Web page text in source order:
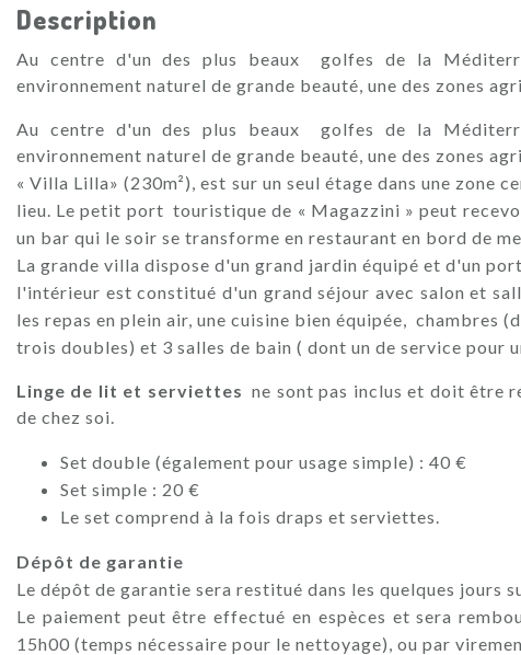
Description
Au centre d'un des plus beaux golfes de la
environnement naturel de grande beauté, une des zones
Au centre d'un des plus beaux golfes de la
environnement naturel de grande beauté, une des zones
« Villa Lilla» (230m²), est sur un seul étage dans une zone
lieu. Le petit port touristique de « Magazzini » peut
un bar qui le soir se transforme en restaurant en bord de
La grande villa dispose d'un grand jardin équipé et d'un
l'intérieur est constitué d'un grand séjour avec salon et
les repas en plein air, une cuisine bien équipée, chambres
trois doubles) et 3 salles de bain ( dont un de service pour
Linge de lit et serviettes ne sont pas inclus et doit être
de chez soi.
Set double (également pour usage simple) : 40 €
Set simple : 20 €
Le set comprend à la fois draps et serviettes.
Dépôt de garantie
Le dépôt de garantie sera restitué dans les quelques jours
Le paiement peut être effectué en espèces et sera
15h00 (temps nécessaire pour le nettoyage), ou par